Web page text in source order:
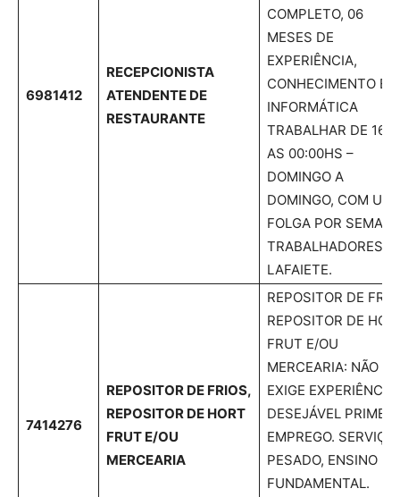
6981412
RECEPCIONISTA
ATENDENTE DE
RESTAURANTE
COMPLETO, 06
MESES DE
EXPERIÊNCIA,
CONHECIMENTO EM
INFORMÁTICA
TRABALHAR DE
AS 00:00HS –
DOMINGO A
DOMINGO, COM UM
FOLGA POR
TRABALHADORES
LAFAIETE.
7414276
REPOSITOR DE FRIOS,
REPOSITOR DE HORT
FRUT E/OU
MERCEARIA
REPOSITOR DE
REPOSITOR DE
FRUT E/OU
MERCEARIA: NÃO
EXIGE EXPERIÊNCIA.
DESEJÁVEL
EMPREGO. SERVIÇO
PESADO, ENSINO
FUNDAMENTAL.